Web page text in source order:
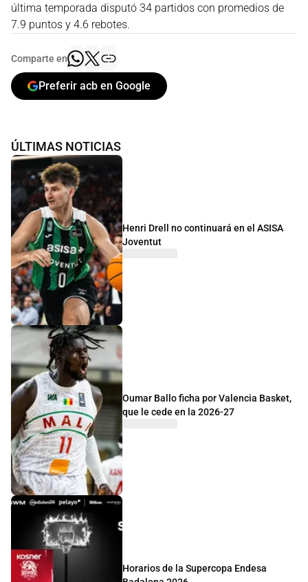
última temporada disputó 34 partidos con promedios de
7.9 puntos y 4.6 rebotes.
Comparte en
Preferir acb en Google
ÚLTIMAS NOTICIAS
Henri Drell no continuará en el ASISA
Joventut
Oumar Ballo ficha por Valencia Basket,
que le cede en la 2026-27
Horarios de la Supercopa Endesa